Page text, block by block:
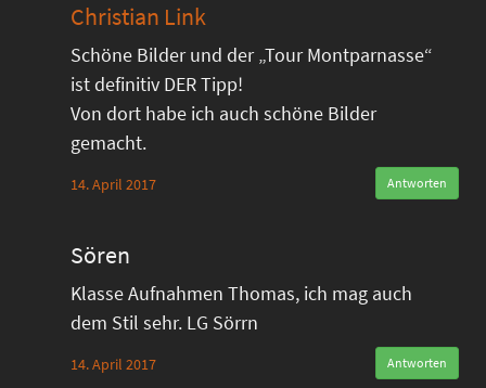
Christian Link
Schöne Bilder und der „Tour Montparnasse“
ist definitiv DER Tipp!
Von dort habe ich auch schöne Bilder
gemacht.
14. April 2017 Antworten
Sören
Klasse Aufnahmen Thomas, ich mag auch
dem Stil sehr. LG Sörrn
14. April 2017 Antworten